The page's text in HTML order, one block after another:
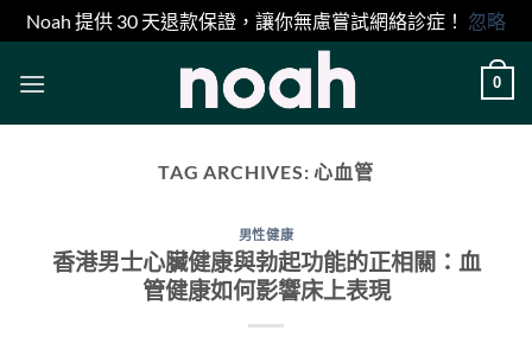
Noah 提供 30 天退款保證，讓你無慮嘗試網絡診症！ 忽略
0
TAG ARCHIVES:心血管
男性健康
香港男士心臟健康與勃起功能的正相關：血
管健康如何影響床上表現